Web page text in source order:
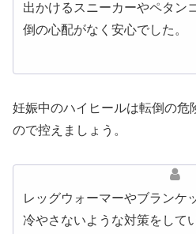
出かけるスニーカーやペタン
倒の心配がなく安心でした。
妊娠中のハイヒールは転倒の危
ので控えましょう。
レッグウォーマーやブランケ
冷やさないような対策をして